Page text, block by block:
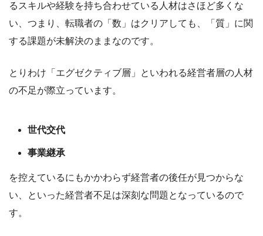
るスキルや経験を持ち合わせている人材はさほど多くな
い、つまり、転職者の「数」はクリアしても、「質」に関
する課題が未解決のままなのです。
とりわけ「エグゼクティブ層」といわれる経営者層の人材
の不足が際立っています。
世代交代
事業継承
を控えているにもかかわらず経営者の後任が見つからな
い、といった経営者不足は深刻な問題となっているので
す。